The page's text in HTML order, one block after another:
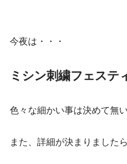
今夜は・・・
ミシン刺繍フェステ
色々な細かい事は決めて無い
また、詳細が決まりましたら